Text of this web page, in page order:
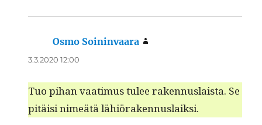
Osmo Soininvaara
3.3.2020 12:00
Tuo pihan vaa­timus tulee raken­nus­laista. Se
pitäisi nimeätä lähiörakennuslaiksi.